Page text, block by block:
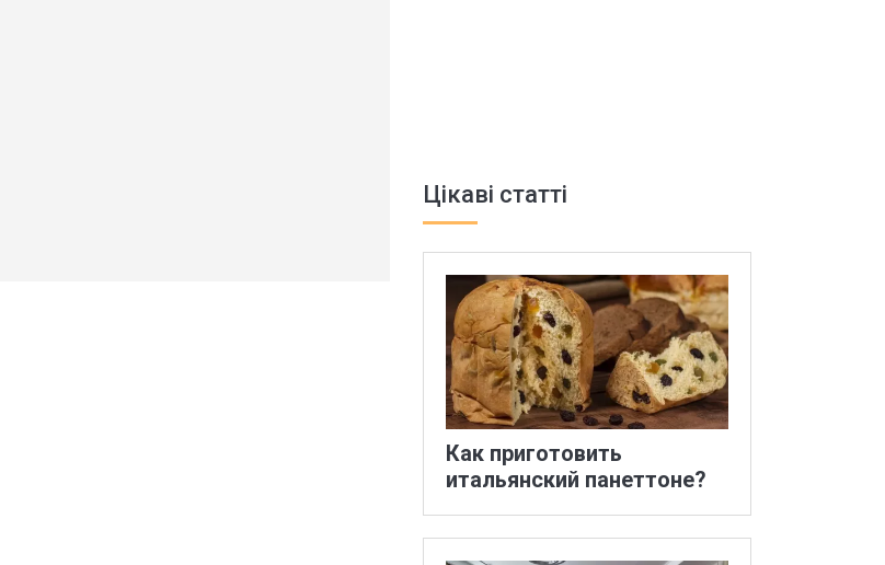
Цікаві статті
Как приготовить
итальянский панеттоне?